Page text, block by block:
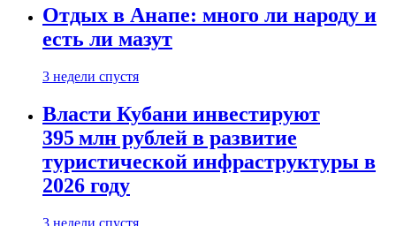
Отдых в Анапе: много ли народу и
есть ли мазут
3 недели спустя
Власти Кубани инвестируют
395 млн рублей в развитие
туристической инфраструктуры в
2026 году